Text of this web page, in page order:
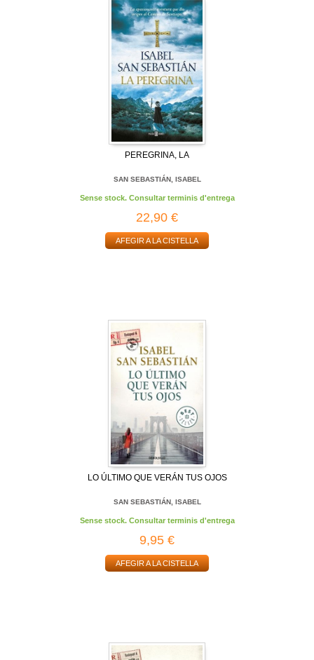
PEREGRINA, LA
SAN SEBASTIÁN, ISABEL
Sense stock. Consultar terminis d'entrega
22,90 €
AFEGIR A LA CISTELLA
LO ÚLTIMO QUE VERÁN TUS OJOS
SAN SEBASTIÁN, ISABEL
Sense stock. Consultar terminis d'entrega
9,95 €
AFEGIR A LA CISTELLA